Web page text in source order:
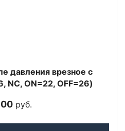
давления врезное с
NC, ON=22, OFF=26)
руб.